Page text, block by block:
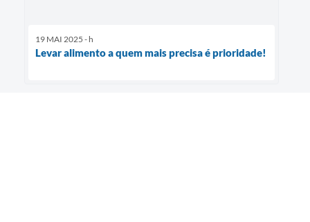
19 MAI 2025 - h
Levar alimento a quem mais precisa é prioridade!